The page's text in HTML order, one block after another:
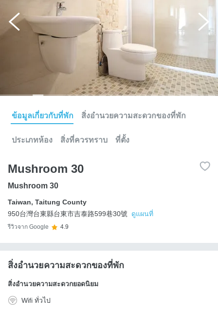
ข้อมูลเกี่ยวกับที่พัก สิ่งอำนวยความสะดวกของที่พัก
ประเภทห้อง สิ่งที่ควรทราบ ที่ตั้ง
Mushroom 30
Mushroom 30
Taiwan, Taitung County
950台灣台東縣台東市吉泰路599巷30號
ดูแผนที่
รีวิวจาก Google 4.9
สิ่งอำนวยความสะดวกของที่พัก
สิ่งอำนวยความสะดวกยอดนิยม
Wifi ทั่วไป